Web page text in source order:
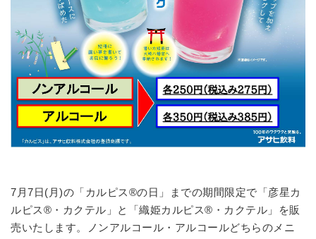
7月7日(月)の「カルピス®の日」までの期間限定で「彦星カ
ルピス®️・カクテル」と「織姫カルピス®️・カクテル」を販
売いたします。ノンアルコール・アルコールどちらのメニ